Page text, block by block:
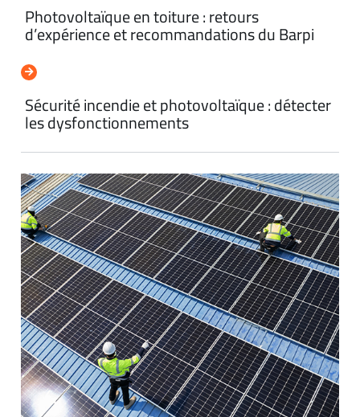
Photovoltaïque en toiture : retours
d’expérience et recommandations du Barpi
Sécurité incendie et photovoltaïque : détecter
les dysfonctionnements